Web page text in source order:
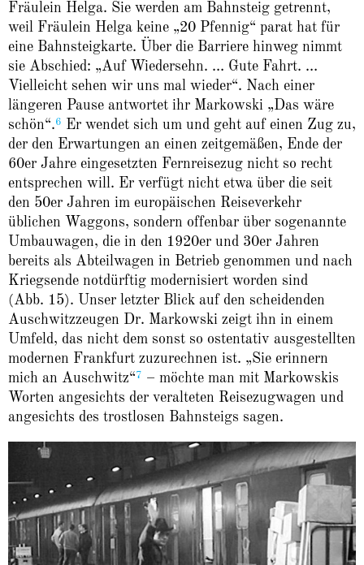
Fräulein Helga. Sie werden am Bahnsteig getrennt,
weil Fräulein Helga keine „20 Pfennig“ parat hat für
eine Bahnsteigkarte. Über die Barriere hinweg nimmt
sie Abschied: „Auf Wiedersehn. … Gute Fahrt. …
Vielleicht sehen wir uns mal wieder“. Nach einer
längeren Pause antwortet ihr Markowski „Das wäre
schön“.6 Er wendet sich um und geht auf einen Zug zu,
der den Erwartungen an einen zeitgemäßen, Ende der
60er Jahre eingesetzten Fernreisezug nicht so recht
entsprechen will. Er verfügt nicht etwa über die seit
den 50er Jahren im europäischen Reiseverkehr
üblichen Waggons, sondern offenbar über sogenannte
Umbauwagen, die in den 1920er und 30er Jahren
bereits als Abteilwagen in Betrieb genommen und nach
Kriegsende notdürftig modernisiert worden sind
(Abb. 15). Unser letzter Blick auf den scheidenden
Auschwitzzeugen Dr. Markowski zeigt ihn in einem
Umfeld, das nicht dem sonst so ostentativ ausgestellten
modernen Frankfurt zuzurechnen ist. „Sie erinnern
mich an Auschwitz“7 – möchte man mit Markowskis
Worten angesichts der veralteten Reisezugwagen und
angesichts des trostlosen Bahnsteigs sagen.